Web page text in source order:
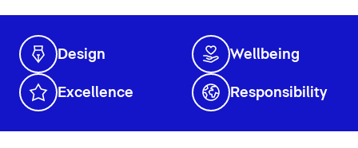
Design Wellbeing
Excellence Responsibility